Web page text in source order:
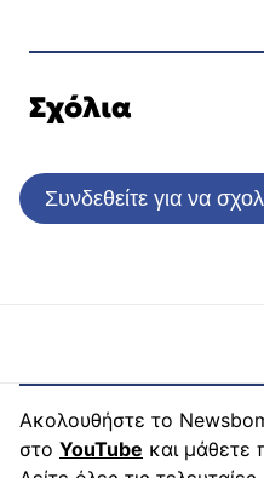
Σχόλια
Συνδεθείτε για να
Ακολουθήστε το
στο YouTube και μάθετε